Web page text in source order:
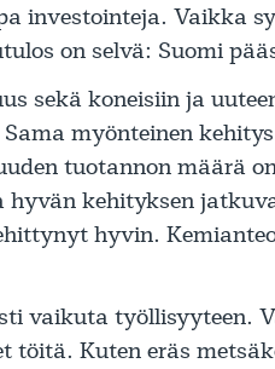
investointeja. Vaikka
on selvä: Suomi
sekä koneisiin ja
myönteinen
tuotannon määrä
hyvän kehityksen
hyvin.
vaikuta työllisyyteen.
töitä. Kuten eräs